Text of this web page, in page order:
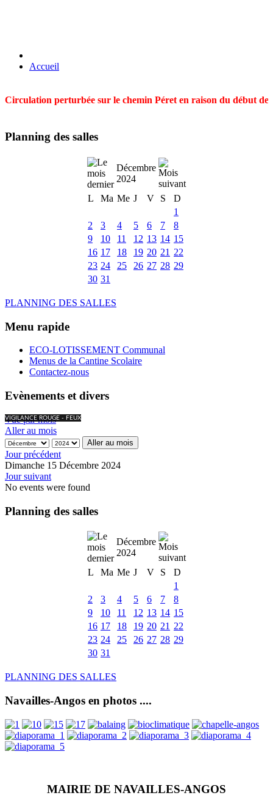
Accueil
Circulation perturbée sur le chemin Péret en raison du début
Planning des salles
Décembre
2024
L
Ma Me J V S
D
1
2
3 4 5 6 7
8
9
10 11 12 13 14 15
16 17 18 19 20 21 22
23 24 25 26 27 28 29
30 31
PLANNING DES SALLES
Menu rapide
ECO-LOTISSEMENT Communal
Menus de la Cantine Scolaire
Contactez-nous
Evènements et divers
VIGILANCE ROUGE - FEUX
Vue par mois
Aller au mois
Aller au mois
Jour précédent
Dimanche 15 Décembre 2024
Jour suivant
No events were found
Planning des salles
Décembre
2024
L
Ma Me J V S
D
1
2
3 4 5 6 7
8
9
10 11 12 13 14 15
16 17 18 19 20 21 22
23 24 25 26 27 28 29
30 31
PLANNING DES SALLES
Navailles-Angos en photos ....
MAIRIE DE NAVAILLES-ANGOS